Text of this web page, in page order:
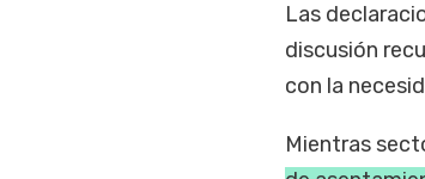
Las
discusión
con la
Mientras